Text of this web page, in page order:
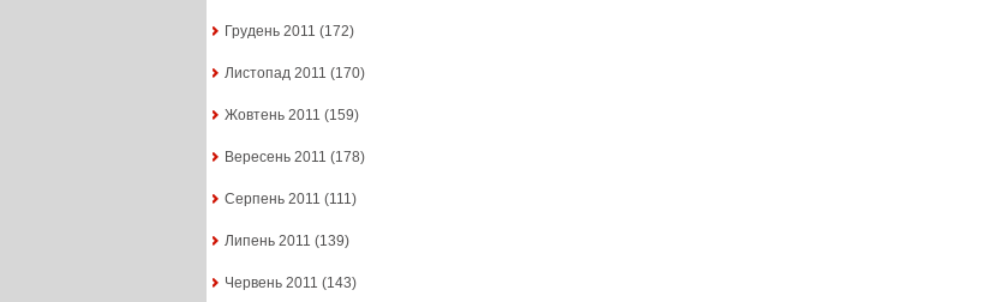
Грудень 2011 (172)
Листопад 2011 (170)
Жовтень 2011 (159)
Вересень 2011 (178)
Серпень 2011 (111)
Липень 2011 (139)
Червень 2011 (143)